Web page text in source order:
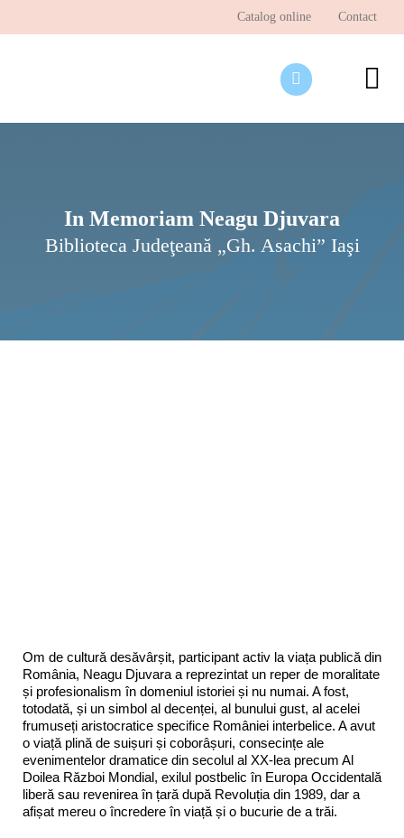
Catalog online Contact
In Memoriam Neagu Djuvara
Biblioteca Judeţeană „Gh. Asachi” Iaşi
Om de cultură desăvârșit, participant activ la viața publică din
România, Neagu Djuvara a reprezintat un reper de moralitate
și profesionalism în domeniul istoriei și nu numai. A fost,
totodată, și un simbol al decenței, al bunului gust, al acelei
frumuseți aristocratice specifice României interbelice. A avut
o viață plină de suișuri și coborâșuri, consecințe ale
evenimentelor dramatice din secolul al XX-lea precum Al
Doilea Război Mondial, exilul postbelic în Europa Occidentală
liberă sau revenirea în țară după Revoluția din 1989, dar a
afișat mereu o încredere în viață și o bucurie de a trăi.